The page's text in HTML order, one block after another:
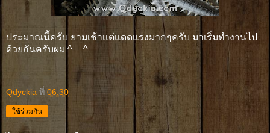
ประมาณนี้ครับ ยามเช้าเเต่เเดดเเรงมากๆครับ มาเริ่มทำงานไป
ด้วยกันครับผม ^__^
Qdyckia ที่ 06:30
ใช้ร่วมกัน